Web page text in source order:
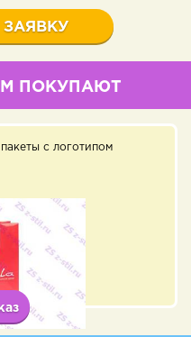
ПОКУПАЮТ
с логотипом